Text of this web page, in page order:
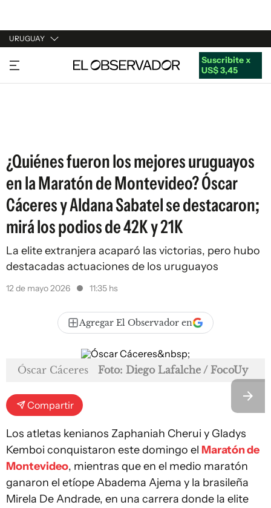
URUGUAY
URUGUAY
ARGENTINA
Suscribite x
US$ 3,45
¿Quiénes fueron los mejores uruguayos
en la Maratón de Montevideo? Óscar
Cáceres y Aldana Sabatel se destacaron;
mirá los podios de 42K y 21K
La elite extranjera acaparó las victorias, pero hubo
destacadas actuaciones de los uruguayos
12 de mayo 2026 11:35 hs
Agregar El Observador en
Óscar Cáceres Foto: Diego Lafalche / FocoUy
Compartir
Los atletas kenianos Zaphaniah Cherui y Gladys
Kemboi conquistaron este domingo el Maratón de
Montevideo, mientras que en el medio maratón
ganaron el etíope Abadema Ajema y la brasileña
Mirela De Andrade, en una carrera donde la elite